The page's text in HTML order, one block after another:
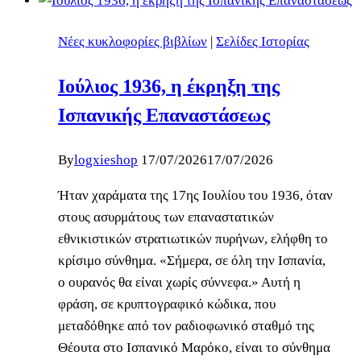
Νέες κυκλοφορίες βιβλίων | Σελίδες Ιστορίας
Ιούλιος 1936, η έκρηξη της
Ισπανικής Επαναστάσεως
Bylogxieshop 17/07/202617/07/2026
Ήταν χαράματα της 17ης Ιουλίου του 1936, όταν
στους ασυρμάτους των επαναστατικών
εθνικιστικών στρατιωτικών πυρήνων, ελήφθη το
κρίσιμο σύνθημα. «Σήμερα, σε όλη την Ισπανία,
ο ουρανός θα είναι χωρίς σύννεφα.» Αυτή η
φράση, σε κρυπτογραφικό κώδικα, που
μεταδόθηκε από τον ραδιοφωνικό σταθμό της
Θέουτα στο Ισπανικό Μαρόκο, είναι το σύνθημα